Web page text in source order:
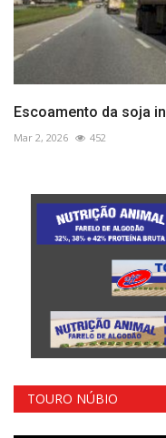
Escoamento da soja
Mar 2, 2026 452
TOURO NÚBIO